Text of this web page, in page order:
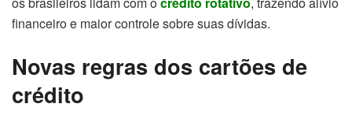
financeiro e maior controle sobre suas dívidas.
Novas regras dos cartões de
crédito